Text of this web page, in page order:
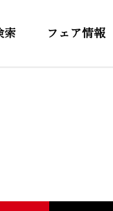
索 フェア情報